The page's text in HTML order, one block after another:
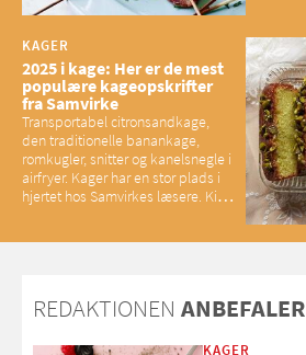
KAGER
2025 i kage: Her er de mest
populære kageopskrifter
fra Samvirke
Transportabel citronsandkage,
den traditionelle banankage,
romkugler, snitter og kanelsnegle i
airfryer. Kager har en stor plads i
hjertet hos Samvirkes læsere. Kig
REDAKTIONEN ANBEFALER
KAGER